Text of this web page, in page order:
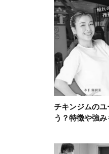
チキンジムの
う？特徴や強